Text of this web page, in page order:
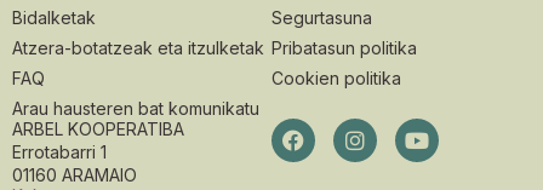
Bidalketak
Atzera-botatzeak eta itzulketak
FAQ
Arau hausteren bat komunikatu
Segurtasuna
Pribatasun politika
Cookien politika
ARBEL KOOPERATIBA
Errotabarri 1
01160 ARAMAIO